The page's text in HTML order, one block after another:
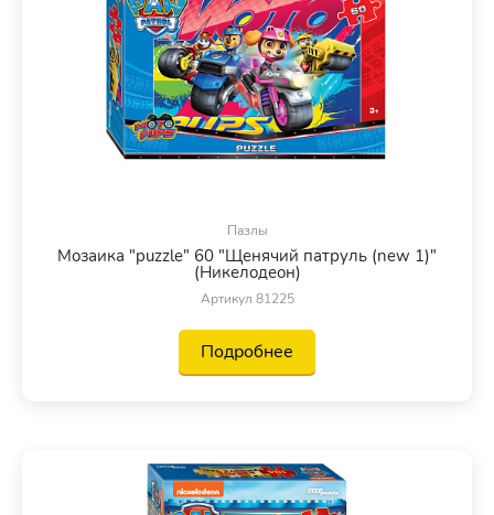
Пазлы
Мозаика "puzzle" 60 "Щенячий патруль (new 1)"
(Никелодеон)
Артикул 81225
Подробнее